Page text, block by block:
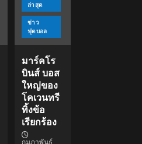
ล่าสุด
ข่าว
ฟุตบอล
มาร์คโร
บินส์ บอส
ใหญ่ของ
โคเวนทรี
ทิ้งข้อ
เรียกร้อง
กุมภาพันธ์